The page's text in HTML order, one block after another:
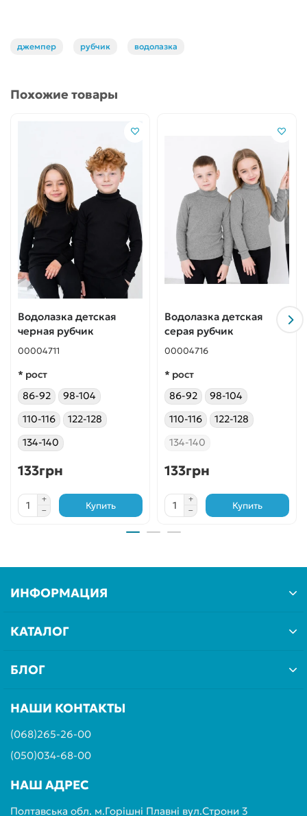
джемпер рубчик водолазка
Похожие товары
Водолазка детская
черная рубчик
00004711
* рост
86-92
98-104
110-116
122-128
134-140
133грн
Купить
Водолазка детская
серая рубчик
00004716
* рост
86-92
98-104
110-116
122-128
134-140
133грн
Купить
ИНФОРМАЦИЯ
КАТАЛОГ
БЛОГ
НАШИ КОНТАКТЫ
(068)265-26-00
(050)034-68-00
НАШ АДРЕС
Полтавська обл. м.Горішні Плавні вул.Строни 3